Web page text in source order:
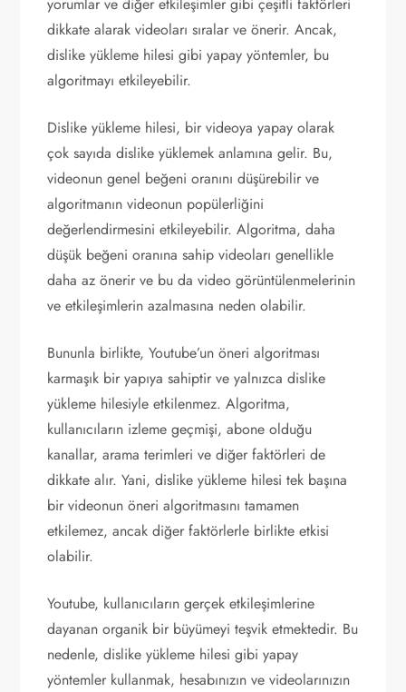
yorumlar ve diğer etkileşimler gibi çeşitli faktörleri
dikkate alarak videoları sıralar ve önerir. Ancak,
dislike yükleme hilesi gibi yapay yöntemler, bu
algoritmayı etkileyebilir.
Dislike yükleme hilesi, bir videoya yapay olarak
çok sayıda dislike yüklemek anlamına gelir. Bu,
videonun genel beğeni oranını düşürebilir ve
algoritmanın videonun popülerliğini
değerlendirmesini etkileyebilir. Algoritma, daha
düşük beğeni oranına sahip videoları genellikle
daha az önerir ve bu da video görüntülenmelerinin
ve etkileşimlerin azalmasına neden olabilir.
Bununla birlikte, Youtube’un öneri algoritması
karmaşık bir yapıya sahiptir ve yalnızca dislike
yükleme hilesiyle etkilenmez. Algoritma,
kullanıcıların izleme geçmişi, abone olduğu
kanallar, arama terimleri ve diğer faktörleri de
dikkate alır. Yani, dislike yükleme hilesi tek başına
bir videonun öneri algoritmasını tamamen
etkilemez, ancak diğer faktörlerle birlikte etkisi
olabilir.
Youtube, kullanıcıların gerçek etkileşimlerine
dayanan organik bir büyümeyi teşvik etmektedir. Bu
nedenle, dislike yükleme hilesi gibi yapay
yöntemler kullanmak, hesabınızın ve videolarınızın